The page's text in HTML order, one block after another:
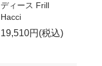
ディース Frill
Hacci
19,510円(税込)